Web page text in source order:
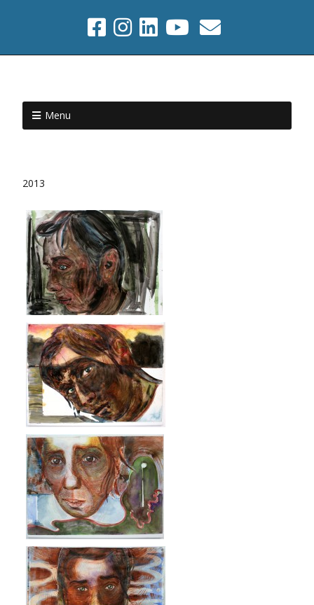
Menu
2013